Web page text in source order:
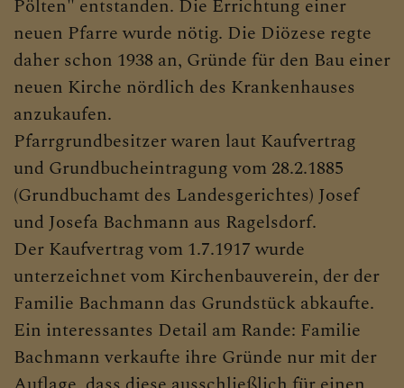
Pölten" entstanden. Die Errichtung einer
neuen Pfarre wurde nötig. Die Diözese regte
daher schon 1938 an, Gründe für den Bau einer
neuen Kirche nördlich des Krankenhauses
anzukaufen.
Pfarrgrundbesitzer waren laut Kaufvertrag
und Grundbucheintragung vom 28.2.1885
(Grundbuchamt des Landesgerichtes) Josef
und Josefa Bachmann aus Ragelsdorf.
Der Kaufvertrag vom 1.7.1917 wurde
unterzeichnet vom Kirchenbauverein, der der
Familie Bachmann das Grundstück abkaufte.
Ein interessantes Detail am Rande: Familie
Bachmann verkaufte ihre Gründe nur mit der